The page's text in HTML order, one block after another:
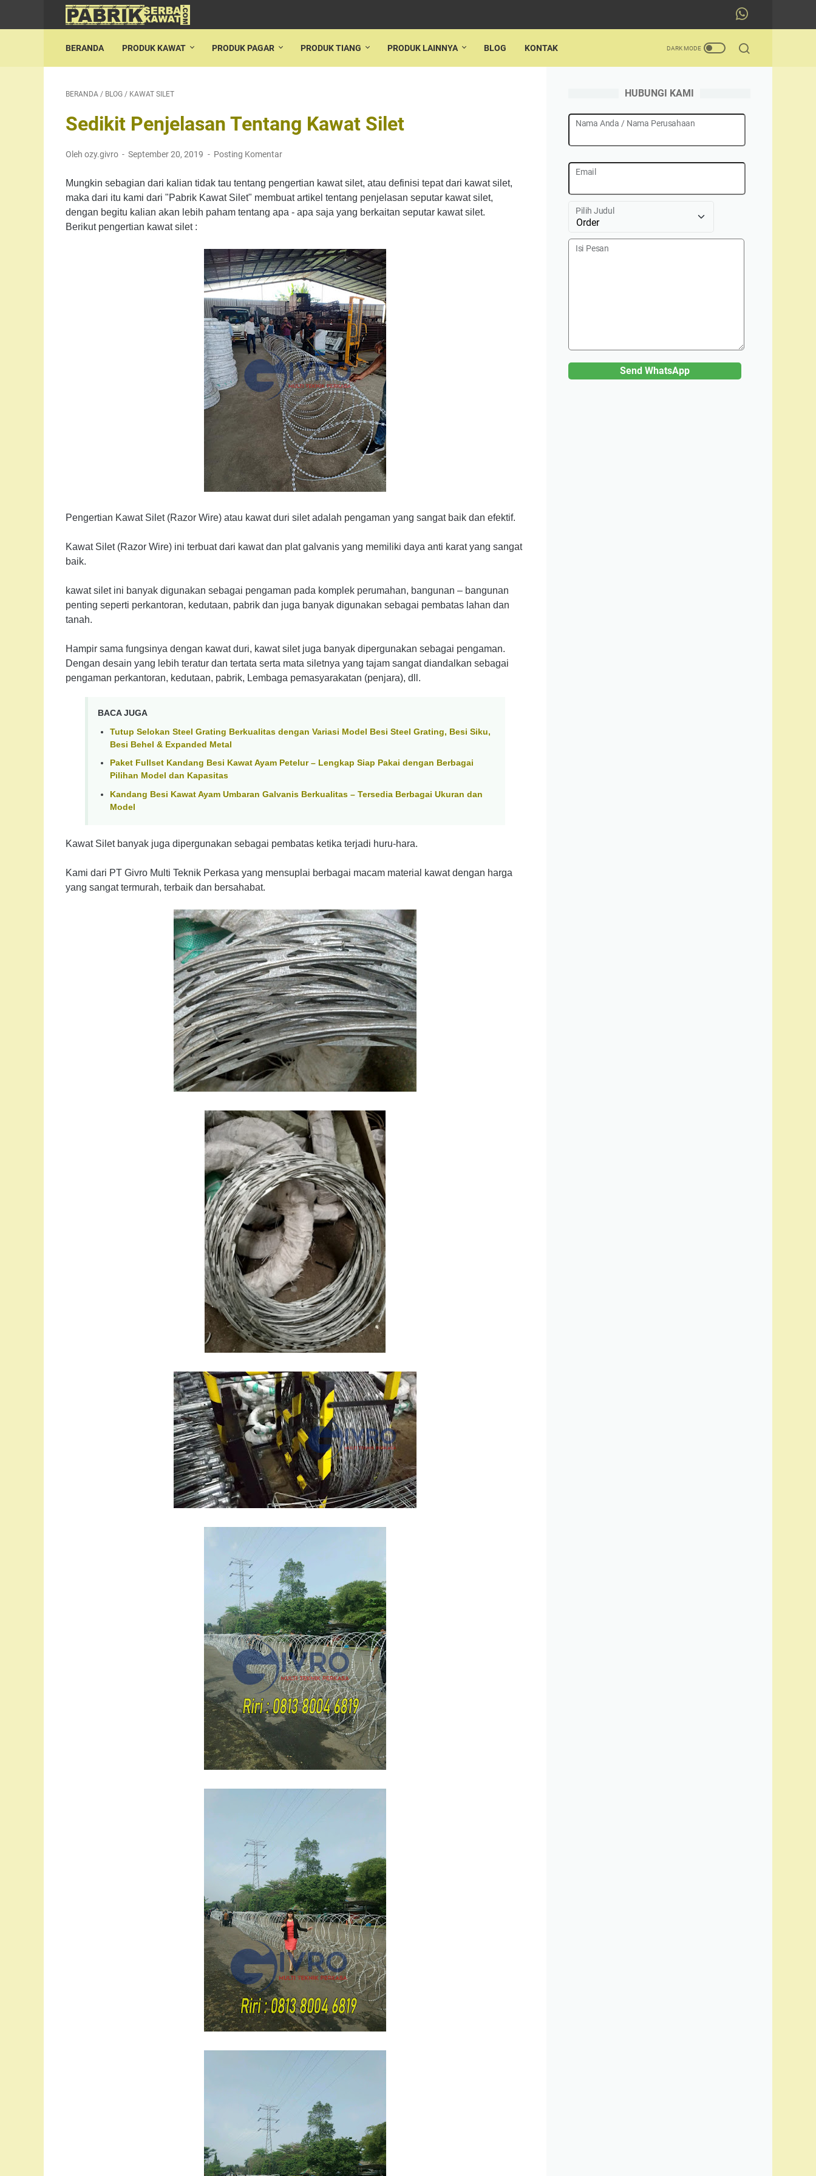
BERANDA PRODUK KAWAT PRODUK PAGAR PRODUK TIANG PRODUK LAINNYA BLOG KONTAK
BERANDA / BLOG / KAWAT SILET
Sedikit Penjelasan Tentang Kawat Silet
Oleh ozy.givro September 20, 2019 Posting Komentar
Mungkin sebagian dari kalian tidak tau tentang pengertian kawat silet, atau definisi tepat dari kawat silet,
maka dari itu kami dari "Pabrik Kawat Silet" membuat artikel tentang penjelasan seputar kawat silet,
dengan begitu kalian akan lebih paham tentang apa - apa saja yang berkaitan seputar kawat silet.
Berikut pengertian kawat silet :
Pengertian Kawat Silet (Razor Wire) atau kawat duri silet adalah pengaman yang sangat baik dan efektif.
Kawat Silet (Razor Wire) ini terbuat dari kawat dan plat galvanis yang memiliki daya anti karat yang sangat
baik.
kawat silet ini banyak digunakan sebagai pengaman pada komplek perumahan, bangunan – bangunan
penting seperti perkantoran, kedutaan, pabrik dan juga banyak digunakan sebagai pembatas lahan dan
tanah.
Hampir sama fungsinya dengan kawat duri, kawat silet juga banyak dipergunakan sebagai pengaman.
Dengan desain yang lebih teratur dan tertata serta mata siletnya yang tajam sangat diandalkan sebagai
pengaman perkantoran, kedutaan, pabrik, Lembaga pemasyarakatan (penjara), dll.
BACA JUGA
Tutup Selokan Steel Grating Berkualitas dengan Variasi Model Besi Steel Grating, Besi Siku,
Besi Behel & Expanded Metal
Paket Fullset Kandang Besi Kawat Ayam Petelur – Lengkap Siap Pakai dengan Berbagai
Pilihan Model dan Kapasitas
Kandang Besi Kawat Ayam Umbaran Galvanis Berkualitas – Tersedia Berbagai Ukuran dan
Model
Kawat Silet banyak juga dipergunakan sebagai pembatas ketika terjadi huru-hara.
Kami dari PT Givro Multi Teknik Perkasa yang mensuplai berbagai macam material kawat dengan harga
yang sangat termurah, terbaik dan bersahabat.
HUBUNGI KAMI
Nama Anda / Nama Perusahaan
Email
Pilih Judul
Isi Pesan
Send WhatsApp